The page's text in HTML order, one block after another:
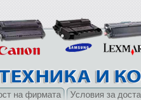
на фирмата Условия за